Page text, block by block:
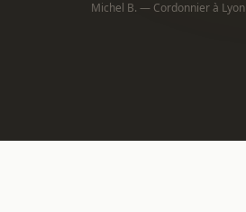
Michel B. — Cordonnier à Lyon